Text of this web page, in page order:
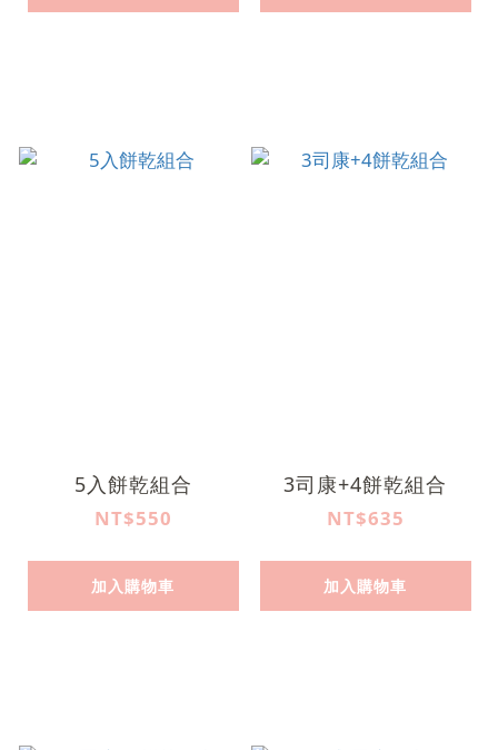
5入餅乾組合
NT$550
加入購物車
3司康+4餅乾組合
NT$635
加入購物車